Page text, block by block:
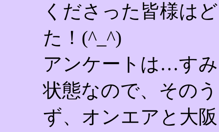
くださった皆様は
た！(^_^)
アンケートは…す
状態なので、その
ず、オンエアと大